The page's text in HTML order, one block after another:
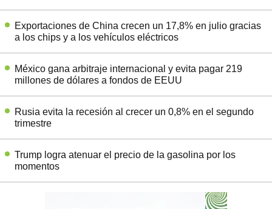
Exportaciones de China crecen un 17,8% en julio gracias
a los chips y a los vehículos eléctricos
México gana arbitraje internacional y evita pagar 219
millones de dólares a fondos de EEUU
Rusia evita la recesión al crecer un 0,8% en el segundo
trimestre
Trump logra atenuar el precio de la gasolina por los
momentos